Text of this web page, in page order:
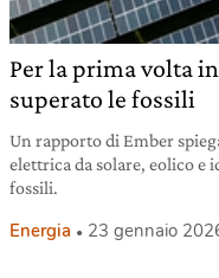
Per la prima volta
superato le fossili
Un rapporto di Ember
elettrica da solare, eolico e
fossili.
Energia 23 gennaio